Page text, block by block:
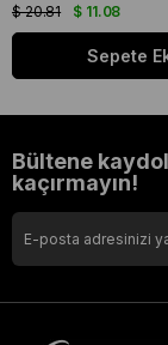
$ 11.08
$ 20.81
Sepete
Bültene
kaçırmayın!